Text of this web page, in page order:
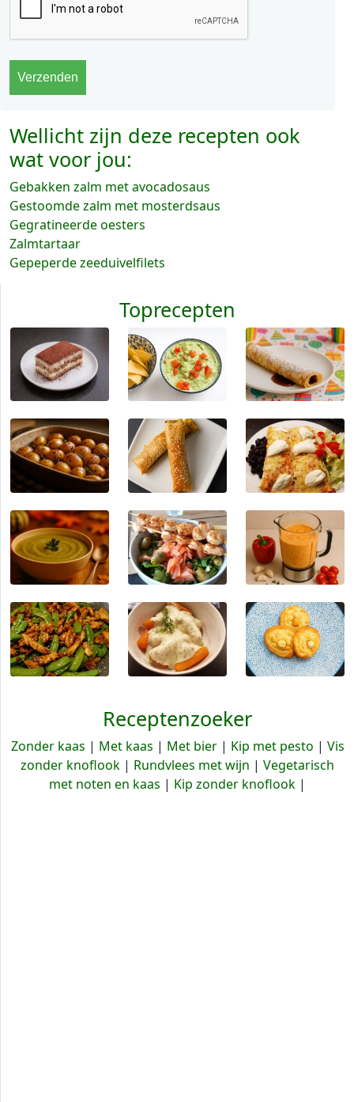
Wellicht zijn deze recepten ook
wat voor jou:
Gebakken zalm met avocadosaus
Gestoomde zalm met mosterdsaus
Gegratineerde oesters
Zalmtartaar
Gepeperde zeeduivelfilets
Toprecepten
Receptenzoeker
Zonder kaas | Met kaas | Met bier | Kip met pesto | Vis
zonder knoflook | Rundvlees met wijn | Vegetarisch
met noten en kaas | Kip zonder knoflook |